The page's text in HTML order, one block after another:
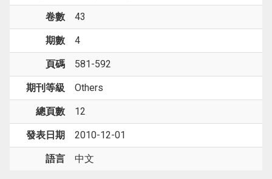
卷數 43
期數 4
頁碼 581-592
期刊等級 Others
總頁數 12
發表日期 2010-12-01
語言 中文